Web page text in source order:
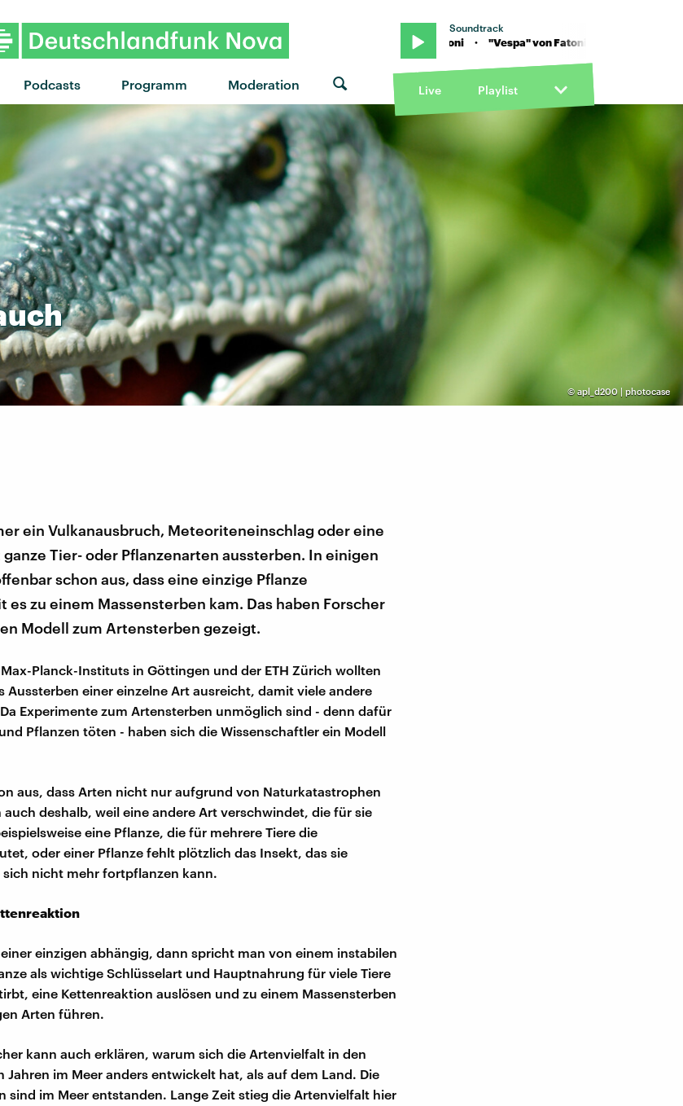
Podcasts Programm Moderation
Soundtrack
"Vespa" von Fatoni · "Vespa" von Fatoni · "Vespa" von Fatoni
Live Playlist
© apl_d200 | photocase
ein Vulkanausbruch, Meteoriteneinschlag oder eine
Tier- oder Pflanzenarten aussterben. In einigen
schon aus, dass eine einzige Pflanze
es zu einem Massensterben kam. Das haben Forscher
Modell zum Artensterben gezeigt.
Planck-Instituts in Göttingen und der ETH Zürich wollten
Aussterben einer einzelne Art ausreicht, damit viele andere
Experimente zum Artensterben unmöglich sind - denn dafür
Pflanzen töten - haben sich die Wissenschaftler ein Modell
aus, dass Arten nicht nur aufgrund von Naturkatastrophen
deshalb, weil eine andere Art verschwindet, die für sie
eine Pflanze, die für mehrere Tiere die
oder einer Pflanze fehlt plötzlich das Insekt, das sie
sich nicht mehr fortpflanzen kann.
einzigen abhängig, dann spricht man von einem instabilen
als wichtige Schlüsselart und Hauptnahrung für viele Tiere
eine Kettenreaktion auslösen und zu einem Massensterben
Arten führen.
kann auch erklären, warum sich die Artenvielfalt in den
im Meer anders entwickelt hat, als auf dem Land. Die
sind im Meer entstanden. Lange Zeit stieg die Artenvielfalt hier